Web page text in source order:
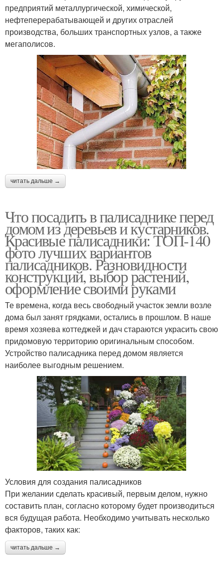
предприятий металлургической, химической,
нефтеперерабатывающей и других отраслей
производства, больших транспортных узлов, а также
мегаполисов.
читать дальше →
Что посадить в палисаднике перед
домом из деревьев и кустарников.
Красивые палисадники: ТОП-140
фото лучших вариантов
палисадников. Разновидности
конструкций, выбор растений,
оформление своими руками
Те времена, когда весь свободный участок земли возле
дома был занят грядками, остались в прошлом. В наше
время хозяева коттеджей и дач стараются украсить свою
придомовую территорию оригинальным способом.
Устройство палисадника перед домом является
наиболее выгодным решением.
Условия для создания палисадников
При желании сделать красивый, первым делом, нужно
составить план, согласно которому будет производиться
вся будущая работа. Необходимо учитывать несколько
факторов, таких как:
читать дальше →